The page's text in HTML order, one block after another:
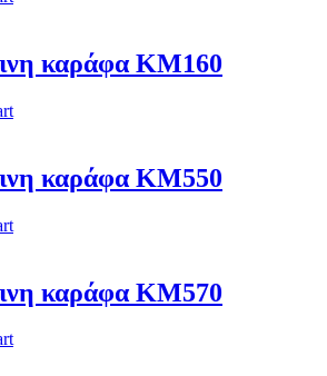
καράφα ΚΜ160
καράφα ΚΜ550
καράφα ΚΜ570